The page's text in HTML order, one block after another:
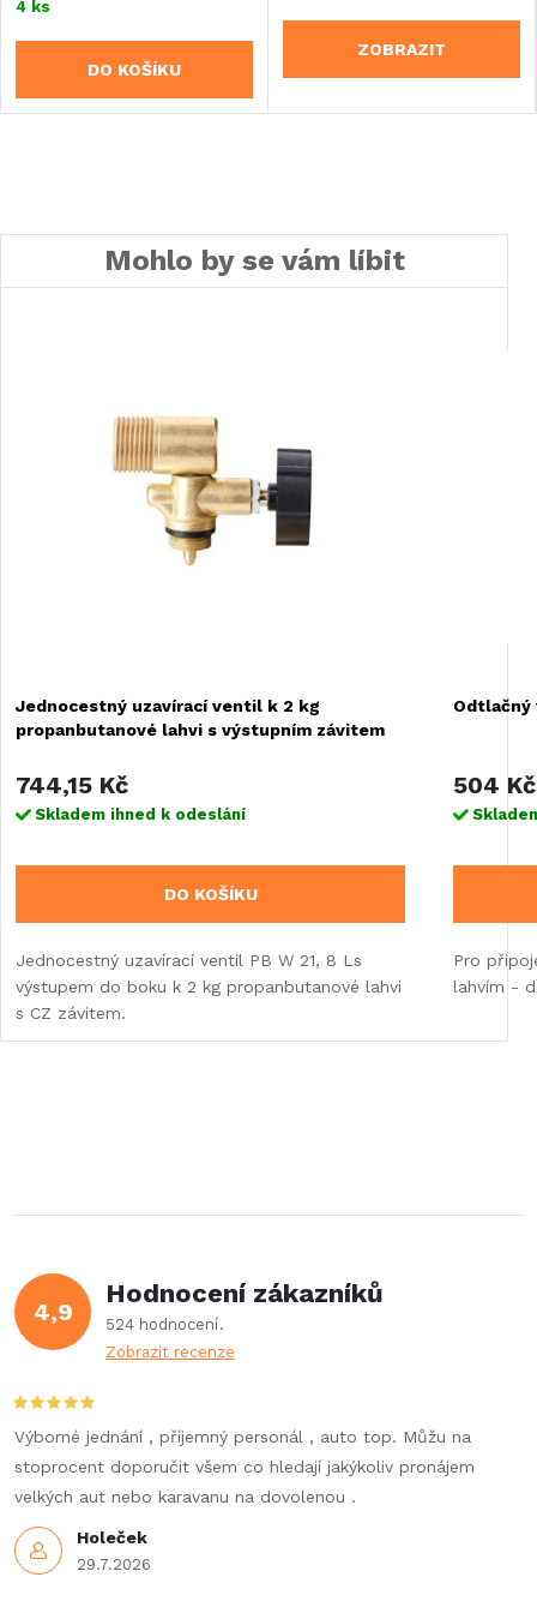
4 ks
DO KOŠÍKU
ZOBRAZIT
Mohlo by se vám líbit
Jednocestný uzavírací ventil k 2 kg
propanbutanové lahvi s výstupním závitem
744,15 Kč
Skladem ihned k odeslání
DO KOŠÍKU
Jednocestný uzavírací ventil PB W 21, 8 Ls
výstupem do boku k 2 kg propanbutanové lahvi
s CZ závitem.
Odtlačný
504 Kč
Pro
lahvím -
4,9
Hodnocení zákazníků
524 hodnocení
Zobrazit recenze
Holeček
29.7.2026
Výborné jednání , příjemný personál , auto top. Můžu na
stoprocent doporučit všem co hledají jakýkoliv pronájem
velkých aut nebo karavanu na dovolenou .